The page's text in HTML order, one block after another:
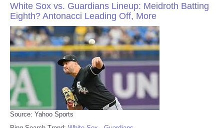
White Sox vs. Guardians Lineup: Meidroth Batting
Eighth? Antonacci Leading Off, More
Source: Yahoo Sports